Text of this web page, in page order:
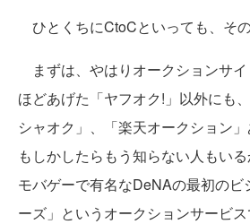
ひとくちにCtoCといっても、その
まずは、やはりオークションサ
ほどあげた「ヤフオク!」以外にも
シャオク」、「楽天オークション」
もしかしたらもう知らない人もいる
モバゲーで有名なDeNAの最初の
ーズ」というオークションサービス